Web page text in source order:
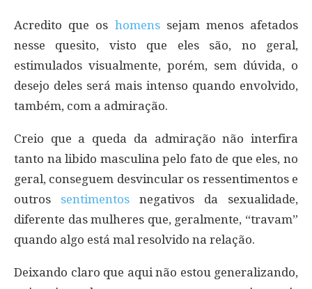
Acredito que os homens sejam menos afetados
nesse quesito, visto que eles são, no geral,
estimulados visualmente, porém, sem dúvida, o
desejo deles será mais intenso quando envolvido,
também, com a admiração.
Creio que a queda da admiração não interfira
tanto na libido masculina pelo fato de que eles, no
geral, conseguem desvincular os ressentimentos e
outros sentimentos negativos da sexualidade,
diferente das mulheres que, geralmente, “travam”
quando algo está mal resolvido na relação.
Deixando claro que aqui não estou generalizando,